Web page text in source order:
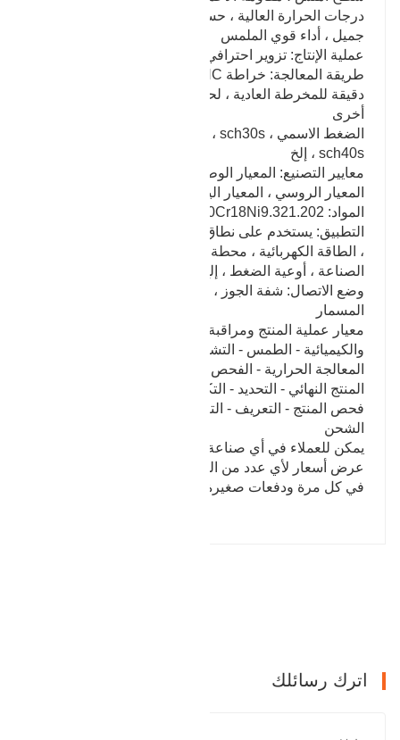
درجات الحرارة العالية ، حساب سعر معقول ، الشكل
جميل ، أداء قوي الملمس
عملية الإنتاج: تزوير احترافي شامل ، تزوير التصنيع ، إلخ
دقيقة للمخرطة العادية ، لحام بقوس الأرجون ومعالجة
أخرى
الضغط الاسمي sch5s ، sch10s ، sch20s ، sch30s ،
sch40s ، إلخ
معايير التصنيع: المعيار الوطني ، المعيار الأمريكي ،
المعيار الروسي ، المعيار الياباني ، إلخ
المواد: 304.316.316L.0Cr18Ni9.321.202 ، إلخ
التطبيق: يستخدم على نطاق واسع في الحفاظ على المياه
، الطاقة الكهربائية ، محطة الطاقة ، تجهيزات الأنابيب ،
الصناعة ، أوعية الضغط ، إلخ
وضع الاتصال: شفة الجوز ، اتصال الترباس ، اتصال
المسمار
معيار عملية المنتج ومراقبة الجودة: التغذية - الفيزيائية
والكيميائية - الطمس - التشكيل بالحدادة الساخنة -
المعالجة الحرارية - الفحص - معالجة المعادن - فحص
المنتج النهائي - التحديد - التكلفة
فحص المنتج - التعريف - التعبئة والتغليف والطباعة -
الشحن
يمكن للعملاء في أي صناعة من الشفاه المختزلة طلب
عرض أسعار لأي عدد من الشفاه ، من نموذج أولي واحد
في كل مرة ودفعات صغيرة إلى إنتاج كبير الحجم.
اترك رسائلك